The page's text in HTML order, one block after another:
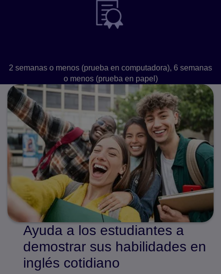
2 semanas o menos (prueba en computadora), 6 semanas
o menos (prueba en papel)
Ayuda a los estudiantes a
demostrar sus habilidades en
inglés cotidiano